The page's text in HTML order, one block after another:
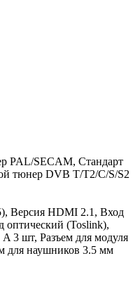
PAL/SECAM, Стандарт
тюнер DVB T/T2/C/S/S2
Версия HDMI 2.1, Вход
(Toslink),
3 шт, Разъем для модуля
для наушников 3.5 мм